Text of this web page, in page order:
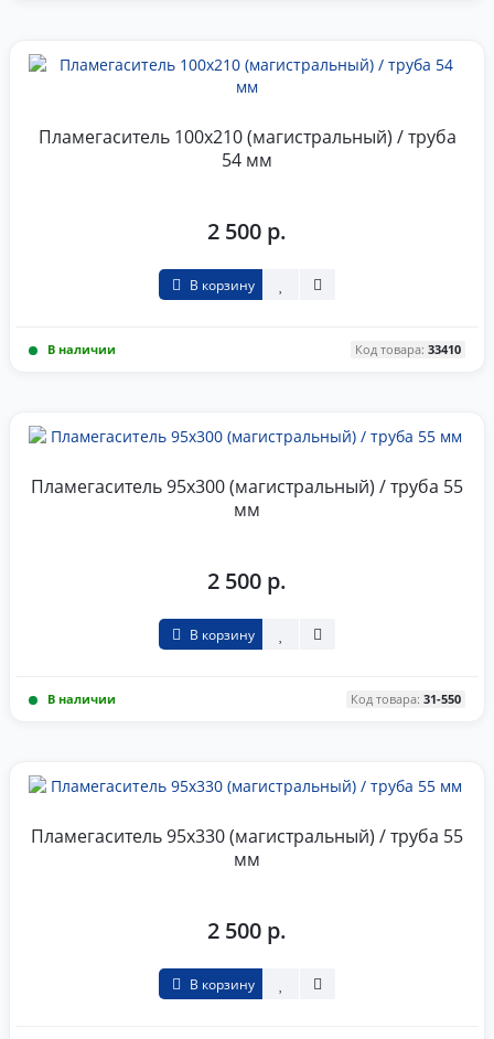
Пламегаситель 100x210 (магистральный) / труба
54 мм
2 500 р.
В корзину
В наличии Код товара: 33410
Пламегаситель 95x300 (магистральный) / труба 55
мм
2 500 р.
В корзину
В наличии Код товара: 31-550
Пламегаситель 95x330 (магистральный) / труба 55
мм
2 500 р.
В корзину